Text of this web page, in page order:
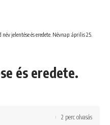
név jelentése és eredete. Névnap: április 25.
és eredete.
2 perc olvasás